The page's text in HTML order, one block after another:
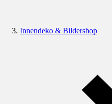
Innendeko & Bildershop